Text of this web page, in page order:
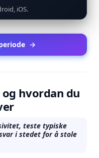
iOS.
→
hvordan du
teste typiske
i stedet for å stole